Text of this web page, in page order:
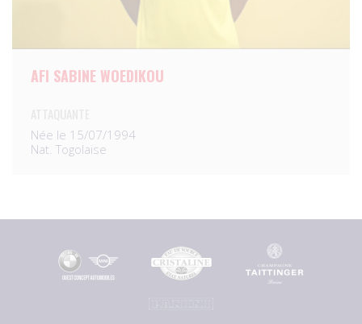
AFI SABINE WOEDIKOU
Née le 15/07/1994
Nat. Togolaise